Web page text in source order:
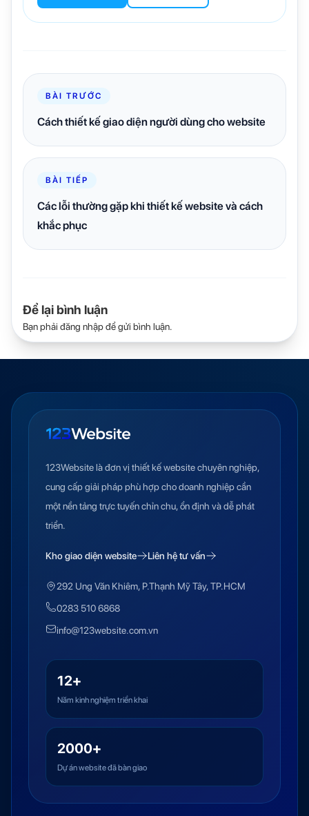
BÀI TRƯỚC
Cách thiết kế giao diện người dùng cho website
BÀI TIẾP
Các lỗi thường gặp khi thiết kế website và cách
khắc phục
Để lại bình luận
Bạn phải đăng nhậpđể gửi bình luận.
123Website là đơn vị thiết kế website chuyên nghiệp,
cung cấp giải pháp phù hợp cho doanh nghiệp cần
một nền tảng trực tuyến chỉn chu, ổn định và dễ phát
triển.
Kho giao diện website Liên hệ tư vấn
292 Ung Văn Khiêm, P.Thạnh Mỹ Tây, TP.HCM
0283 510 6868
info@123website.com.vn
12+
Năm kinh nghiệm triển khai
2000+
Dự án website đã bàn giao